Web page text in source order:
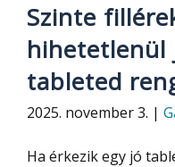
Szinte
hihetetlenül
tableted
2025. november 3. |
Ha érkezik egy jó